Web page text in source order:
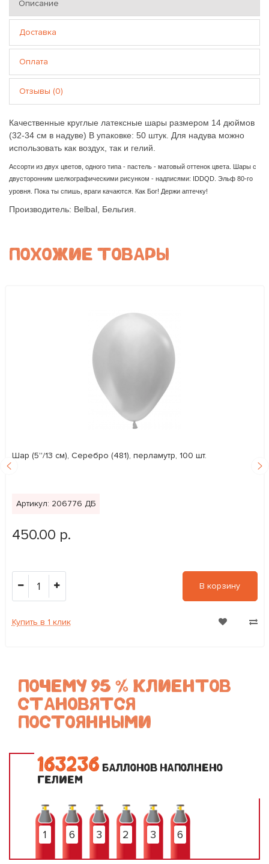
Описание
Доставка
Оплата
Отзывы (0)
Качественные круглые латексные шары размером 14 дюймов
(32-34 см в надуве) В упаковке: 50 штук. Для надува можно
использовать как воздух, так и гелий.
Ассорти из двух цветов, одного типа - пастель - матовый оттенок цвета. Шары с
двусторонним шелкографическими рисунком - надписями: IDDQD. Эльф 80-го
уровня. Пока ты спишь, враги качаются. Как Бог! Держи аптечку!
Производитель: Belbal, Бельгия.
ПОХОЖИЕ ТОВАРЫ
Шар (5''/13 см), Серебро (481), перламутр, 100 шт.
Артикул: 206776 ДБ
450.00 р.
1 В корзину
Купить в 1 клик
ПОЧЕМУ 95 % КЛИЕНТОВ
СТАНОВЯТСЯ
ПОСТОЯННЫМИ
163236 БАЛЛОНОВ НАПОЛНЕНО
ГЕЛИЕМ
1 6 3 2 3 6